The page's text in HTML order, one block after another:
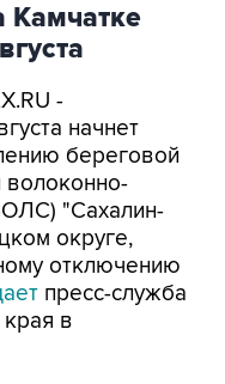
Камчатке
-
начнет
береговой
волоконно-
"Сахалин-
округе,
отключению
пресс-служба
края в